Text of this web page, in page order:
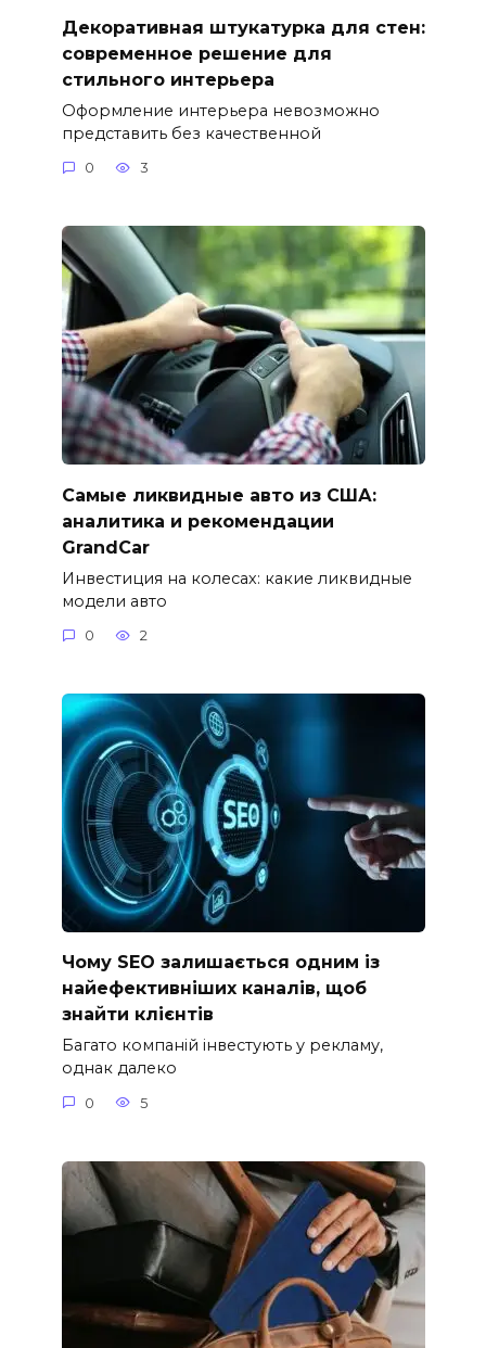
Декоративная штукатурка для стен:
современное решение для
стильного интерьера
Оформление интерьера невозможно
представить без качественной
0 3
Самые ликвидные авто из США:
аналитика и рекомендации
GrandCar
Инвестиция на колесах: какие ликвидные
модели авто
0 2
Чому SEO залишається одним із
найефективніших каналів, щоб
знайти клієнтів
Багато компаній інвестують у рекламу,
однак далеко
0 5